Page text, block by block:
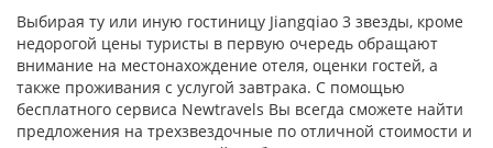
Выбирая ту или иную гостиницу Jiangqiao 3 звезды, кроме
недорогой цены туристы в первую очередь обращают
внимание на местонахождение отеля, оценки гостей, а
также проживания с услугой завтрака. С помощью
бесплатного сервиса Newtravels Вы всегда сможете найти
предложения на трехзвездочные по отличной стоимости и